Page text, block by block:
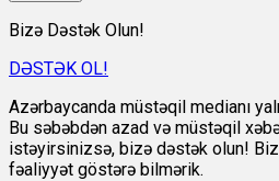
Bizə Dəstək Olun!
DƏSTƏK OL!
Azərbaycanda müstəqil medianı
Bu səbəbdən azad və müstəqil
istəyirsinizsə, bizə dəstək olun!
fəaliyyət göstərə bilmərik.